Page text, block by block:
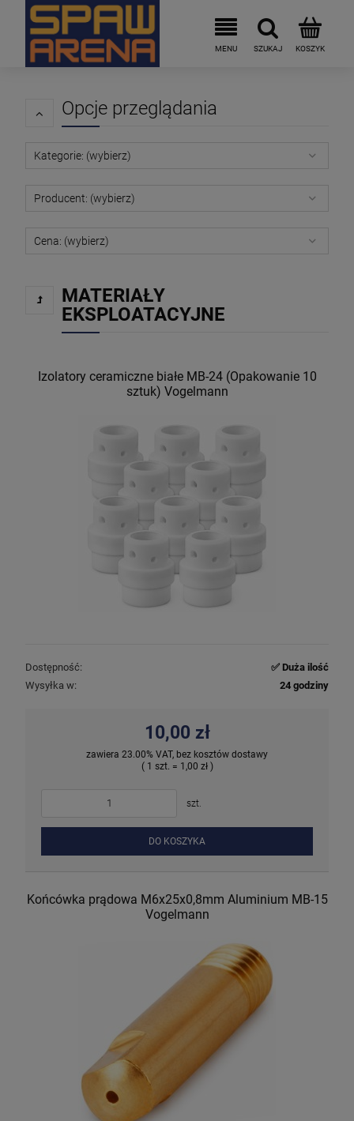
Opcje przeglądania
Kategorie: (wybierz)
Producent: (wybierz)
Cena: (wybierz)
MATERIAŁY
EKSPLOATACYJNE
Izolatory ceramiczne białe MB-24 (Opakowanie 10
sztuk) Vogelmann
Dostępność:
✅ Duża ilość
Wysyłka w:
24 godziny
10,00 zł
zawiera 23.00% VAT, bez kosztów dostawy
( 1 szt. = 1,00 zł )
szt.
DO KOSZYKA
Końcówka prądowa M6x25x0,8mm Aluminium MB-15
Vogelmann